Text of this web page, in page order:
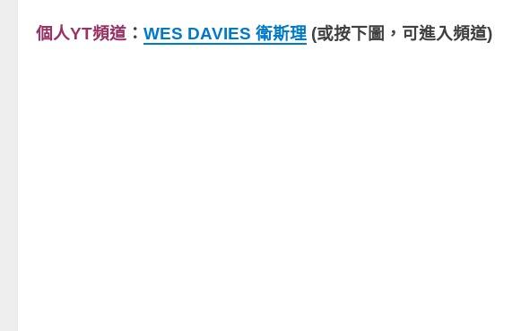
個人YT頻道 ： WES DAVIES 衛斯理 (或按下圖，可進入頻道)